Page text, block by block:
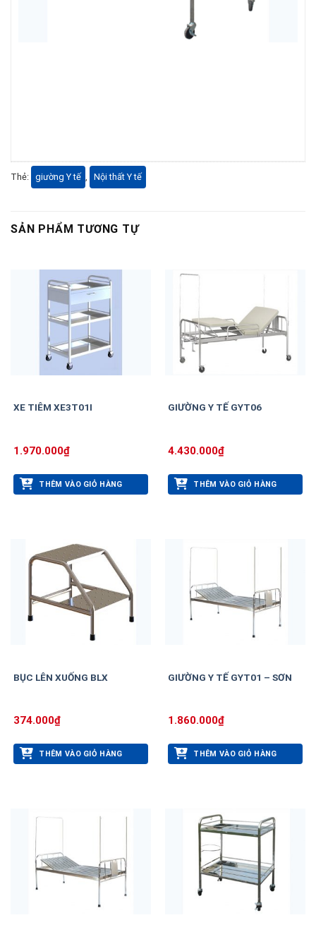
Thẻ: giường Y tế , Nội thất Y tế
SẢN PHẨM TƯƠNG TỰ
XE TIÊM XE3T01I
1.970.000₫
THÊM VÀO GIỎ HÀNG
GIƯỜNG Y TẾ GYT06
4.430.000₫
THÊM VÀO GIỎ HÀNG
BỤC LÊN XUỐNG BLX
374.000₫
THÊM VÀO GIỎ HÀNG
GIƯỜNG Y TẾ GYT01 – SƠN
1.860.000₫
THÊM VÀO GIỎ HÀNG